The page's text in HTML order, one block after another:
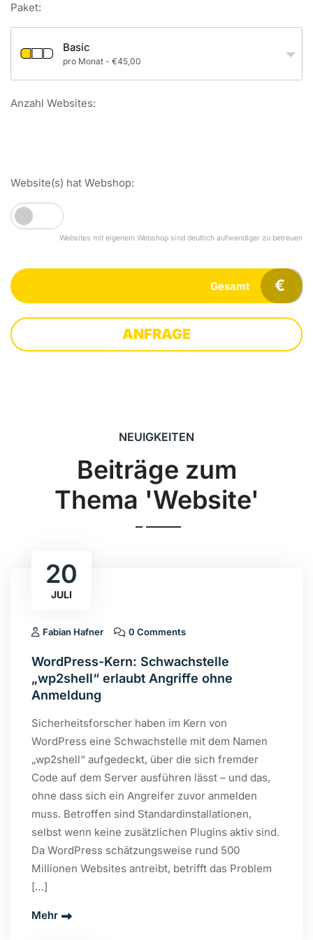
Paket:
Basic
pro Monat - €45,00
Anzahl Websites:
Website(s) hat Webshop:
Websites mit eigenem Webshop sind deutlich aufwendiger zu betreuen
Gesamt €
ANFRAGE
Email me quote!
Informationen speichert, sodass meine Anfrage
beantwortet werden kann.
SUBMIT
NEUIGKEITEN
Beiträge zum
Thema 'Website'
20
JULI
Fabian Hafner 0 Comments
WordPress-Kern: Schwachstelle
„wp2shell“ erlaubt Angriffe ohne
Anmeldung
Sicherheitsforscher haben im Kern von
WordPress eine Schwachstelle mit dem Namen
„wp2shell“ aufgedeckt, über die sich fremder
Code auf dem Server ausführen lässt – und das,
ohne dass sich ein Angreifer zuvor anmelden
muss. Betroffen sind Standardinstallationen,
selbst wenn keine zusätzlichen Plugins aktiv sind.
Da WordPress schätzungsweise rund 500
Millionen Websites antreibt, betrifft das Problem
[…]
Mehr